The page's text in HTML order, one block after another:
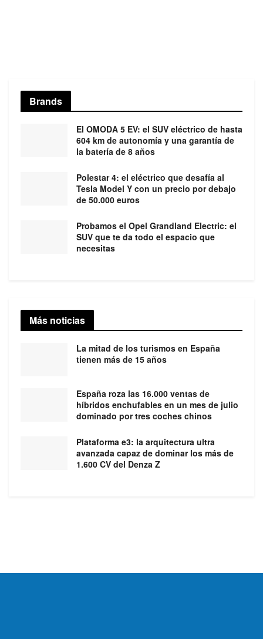
Brands
El OMODA 5 EV: el SUV eléctrico de hasta
604 km de autonomía y una garantía de
la batería de 8 años
Polestar 4: el eléctrico que desafía al
Tesla Model Y con un precio por debajo
de 50.000 euros
Probamos el Opel Grandland Electric: el
SUV que te da todo el espacio que
necesitas
Más noticias
La mitad de los turismos en España
tienen más de 15 años
España roza las 16.000 ventas de
híbridos enchufables en un mes de julio
dominado por tres coches chinos
Plataforma e3: la arquitectura ultra
avanzada capaz de dominar los más de
1.600 CV del Denza Z